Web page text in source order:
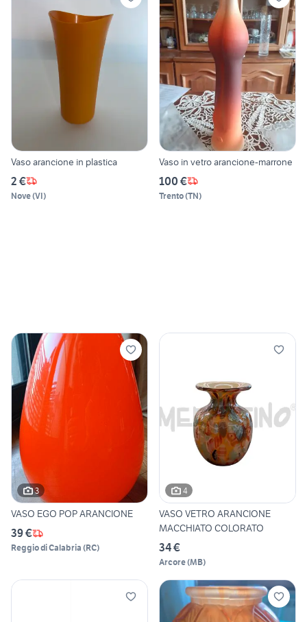
Vaso arancione in plastica
2 €
Nove(VI)
Vaso in vetro arancione-marrone
100 €
Trento(TN)
3
VASO EGO POP ARANCIONE
39 €
Reggio di Calabria (RC)
4
VASO VETRO ARANCIONE
MACCHIATO COLORATO
34 €
Arcore(MB)